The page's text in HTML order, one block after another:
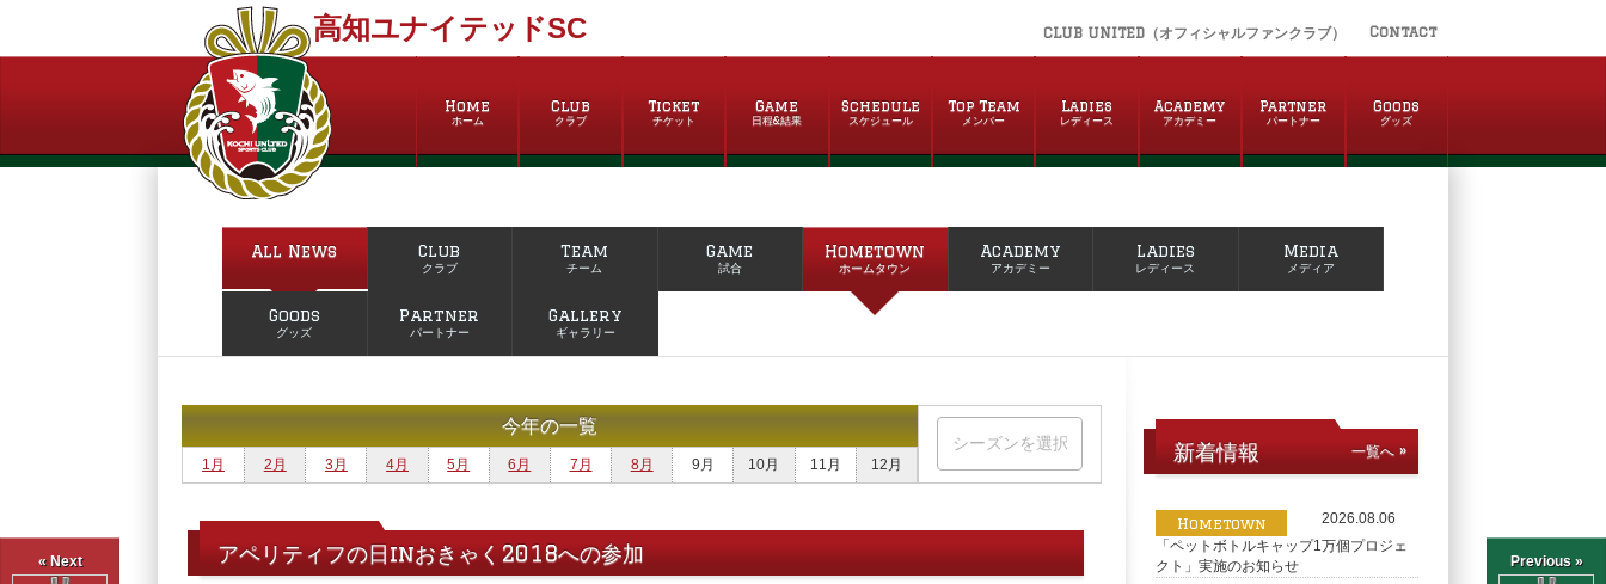
高知ユナイテッドSC CLUB UNITED（オフィシャルファンクラブ） Contact
Home
ホーム
Club
クラブ
Ticket
チケット
Game
日程&結果
Schedule
スケジュール
Top Team
メンバー
Ladies
レディース
Academy
アカデミー
Partner
パートナー
Goods
グッズ
« Next Previous »
All News Club
クラブ
Team
チーム
Game
試合
Hometown
ホームタウン
Academy
アカデミー
Ladies
レディース
Media
メディア
Goods
グッズ
Partner
パートナー
Gallery
ギャラリー
今年の一覧
1月 2月 3月 4月 5月 6月 7月 8月 9月 10月 11月 12月
アペリティフの日inおきゃく2018への参加
新着情報 一覧へ »
Hometown
2026.08.06
「ペットボトルキャップ1万個プロジェ
クト」実施のお知らせ